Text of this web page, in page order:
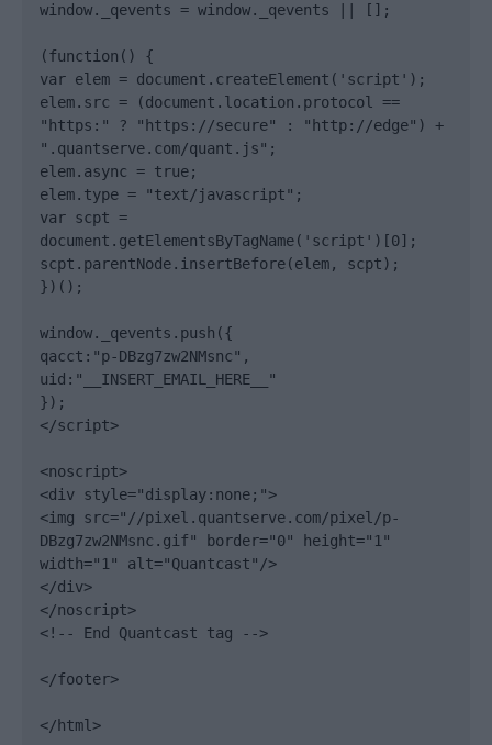
window._qevents = window._qevents || [];
(function() {
var elem = document.createElement('script');
elem.src = (document.location.protocol ==
"https:" ? "https://secure" : "http://edge") +
".quantserve.com/quant.js";
elem.async = true;
elem.type = "text/javascript";
var scpt =
document.getElementsByTagName('script')[0];
scpt.parentNode.insertBefore(elem, scpt);
})();
window._qevents.push({
qacct:"p-DBzg7zw2NMsnc",
uid:"__INSERT_EMAIL_HERE__"
});
</script>
<noscript>
<div style="display:none;">
<img src="//pixel.quantserve.com/pixel/p-
DBzg7zw2NMsnc.gif" border="0" height="1"
width="1" alt="Quantcast"/>
</div>
</noscript>
<!-- End Quantcast tag -->
</footer>
</html>